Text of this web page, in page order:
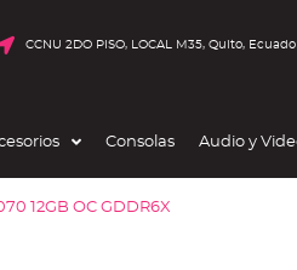
CCNU 2DO PISO, LOCAL M35, Quito,
Consolas Audio y
12GB OC GDDR6X